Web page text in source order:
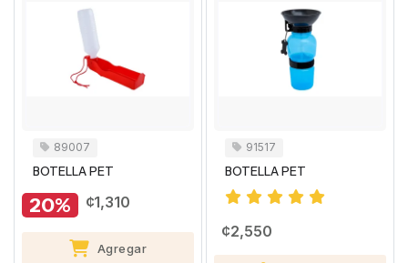
89007
BOTELLA PET
20% ¢1,310
Agregar
91517
BOTELLA PET
¢2,550